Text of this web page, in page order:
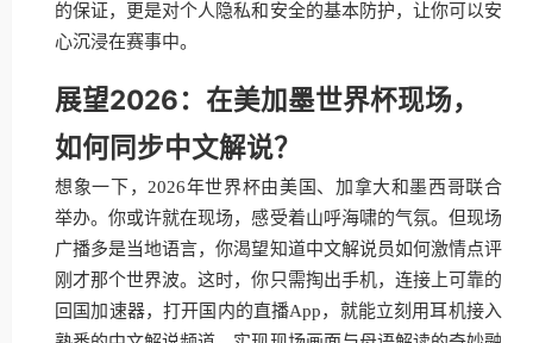
的保证，更是对个人隐私和安全的基本防护，让你可以安
心沉浸在赛事中。
展望2026：在美加墨世界杯现场，
如何同步中文解说？
想象一下，2026年世界杯由美国、加拿大和墨西哥联合
举办。你或许就在现场，感受着山呼海啸的气氛。但现场
广播多是当地语言，你渴望知道中文解说员如何激情点评
刚才那个世界波。这时，你只需掏出手机，连接上可靠的
回国加速器，打开国内的直播App，就能立刻用耳机接入